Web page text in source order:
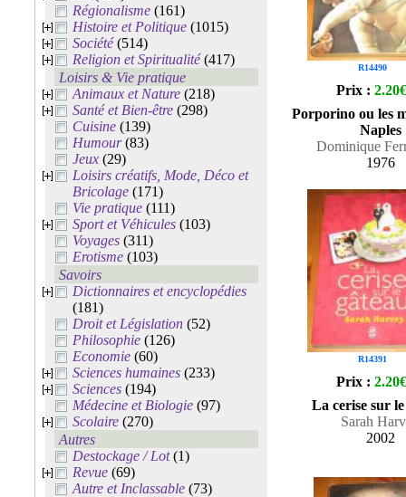
Régionalisme (161)
Histoire et Politique (1015)
Société(514)
Religion et Spiritualité(417)
Loisirs & Vie pratique
Animaux et Nature (218)
Santé et Bien-être (298)
Cuisine (139)
Humour(83)
Jeux (29)
Loisirs créatifs, Mode, Déco et
Bricolage (171)
Vie pratique (111)
Sport et Véhicules (103)
Voyages (311)
Erotisme (103)
Savoirs
Dictionnaires et encyclopédies
(181)
Droit et Législation (52)
Philosophie (126)
Economie (60)
Sciences humaines (233)
Sciences (194)
Médecine et Biologie (97)
Scolaire (270)
Autres
Destockage / Lot(1)
Revue (69)
Autre et Inclassable (73)
R14490
Prix : 2.20€
Porporino ou les
Naples
Dominique
1976
R14391
Prix : 2.20€
La cerise sur
Sarah
2002